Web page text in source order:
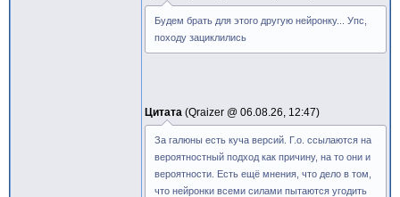
Будем брать для этого другую нейронку... Упс,
походу зациклились
Цитата Qraizer @ 06.08.26, 12:47
За галюны есть куча версий. Г.о. ссылаются на
вероятностный подход как причину, на то они и
вероятности. Есть ещё мнения, что дело в том,
что нейронки всеми силами пытаются угодить